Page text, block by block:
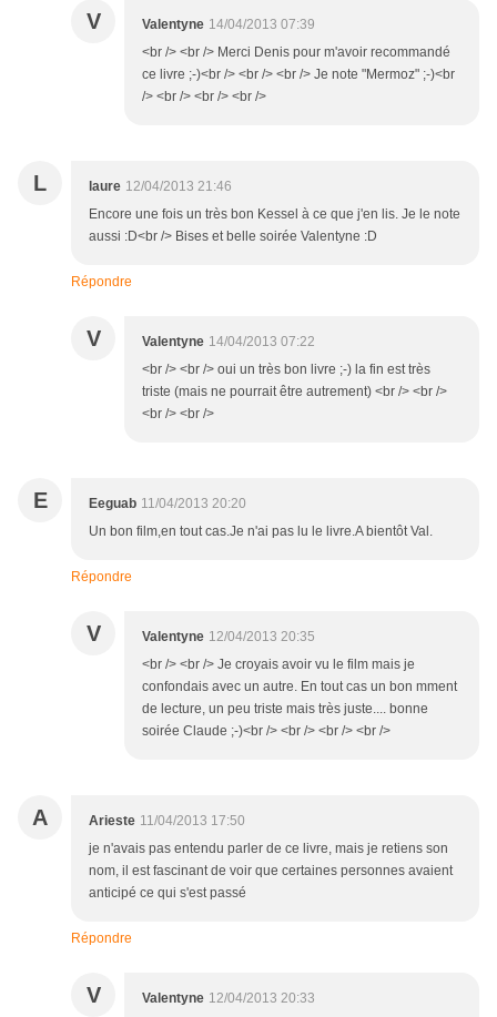
V Valentyne 14/04/2013 07:39
<br /> <br /> Merci Denis pour m'avoir recommandé
ce livre ;-)<br /> <br /> <br /> Je note "Mermoz" ;-)<br
/> <br /> <br /> <br />
L laure 12/04/2013 21:46
Encore une fois un très bon Kessel à ce que j'en lis. Je le note
aussi :D<br /> Bises et belle soirée Valentyne :D
Répondre
V Valentyne 14/04/2013 07:22
<br /> <br /> oui un très bon livre ;-) la fin est très
triste (mais ne pourrait être autrement) <br /> <br />
<br /> <br />
E Eeguab 11/04/2013 20:20
Un bon film,en tout cas.Je n'ai pas lu le livre.A bientôt Val.
Répondre
V Valentyne 12/04/2013 20:35
<br /> <br /> Je croyais avoir vu le film mais je
confondais avec un autre. En tout cas un bon mment
de lecture, un peu triste mais très juste.... bonne
soirée Claude ;-)<br /> <br /> <br /> <br />
A Arieste 11/04/2013 17:50
je n'avais pas entendu parler de ce livre, mais je retiens son
nom, il est fascinant de voir que certaines personnes avaient
anticipé ce qui s'est passé
Répondre
V Valentyne 12/04/2013 20:33